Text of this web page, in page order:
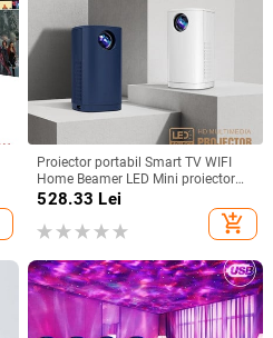
Proiector portabil Smart TV WIFI
Home Beamer LED Mini proiector
LED Proiector Media Video Player
Proiector pentru uz casnic #20
528.33 Lei
add_shopping_cart